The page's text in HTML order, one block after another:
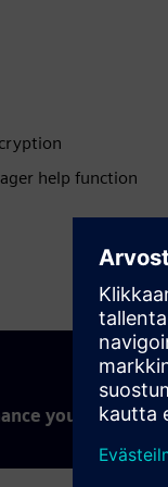
help function
your